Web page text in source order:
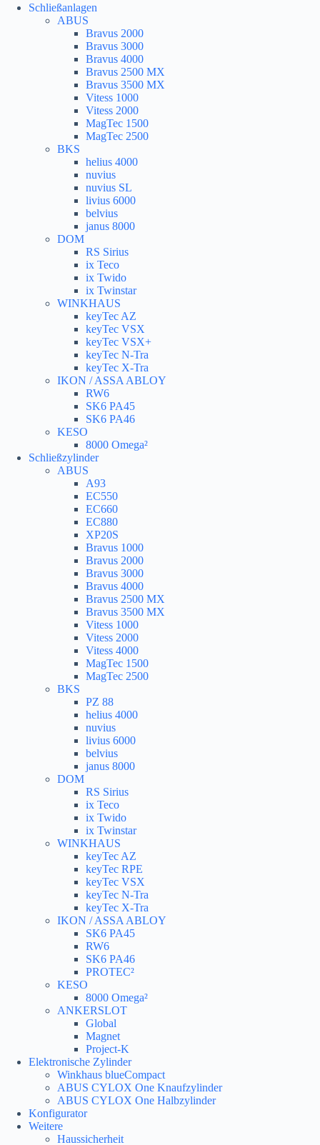
Schließanlagen
ABUS
Bravus 2000
Bravus 3000
Bravus 4000
Bravus 2500 MX
Bravus 3500 MX
Vitess 1000
Vitess 2000
MagTec 1500
MagTec 2500
BKS
helius 4000
nuvius
nuvius SL
livius 6000
belvius
janus 8000
DOM
RS Sirius
ix Teco
ix Twido
ix Twinstar
WINKHAUS
keyTec AZ
keyTec VSX
keyTec VSX+
keyTec N-Tra
keyTec X-Tra
IKON / ASSA ABLOY
RW6
SK6 PA45
SK6 PA46
KESO
8000 Omega²
Schließzylinder
ABUS
A93
EC550
EC660
EC880
XP20S
Bravus 1000
Bravus 2000
Bravus 3000
Bravus 4000
Bravus 2500 MX
Bravus 3500 MX
Vitess 1000
Vitess 2000
Vitess 4000
MagTec 1500
MagTec 2500
BKS
PZ 88
helius 4000
nuvius
livius 6000
belvius
janus 8000
DOM
RS Sirius
ix Teco
ix Twido
ix Twinstar
WINKHAUS
keyTec AZ
keyTec RPE
keyTec VSX
keyTec N-Tra
keyTec X-Tra
IKON / ASSA ABLOY
SK6 PA45
RW6
SK6 PA46
PROTEC²
KESO
8000 Omega²
ANKERSLOT
Global
Magnet
Project-K
Elektronische Zylinder
Winkhaus blueCompact
ABUS CYLOX One Knaufzylinder
ABUS CYLOX One Halbzylinder
Konfigurator
Weitere
Haussicherheit